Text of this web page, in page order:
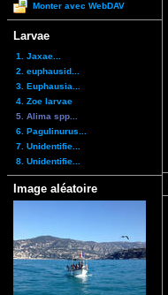
Monter avec WebDAV
Larvae
1. Jaxae...
2. euphausid...
3. Euphausia...
4. Zoe larvae
5. Alima spp...
6. Pagulinurus...
7. Unidentifie...
8. Unidentifie...
Image aléatoire